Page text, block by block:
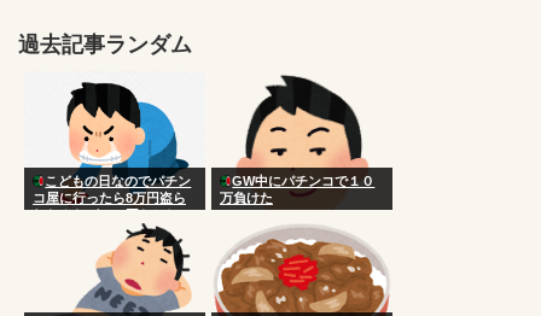
過去記事ランダム
こどもの日なのでパチン
コ屋に行ったら8万円盗ら
れたんだがこの国おかしい
GW中にパチンコで１０
万負けた